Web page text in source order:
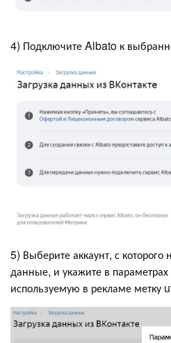
4) Подключите Albato к
5) Выберите аккаунт, с которого
данные, и укажите в
используемую в рекламе метку